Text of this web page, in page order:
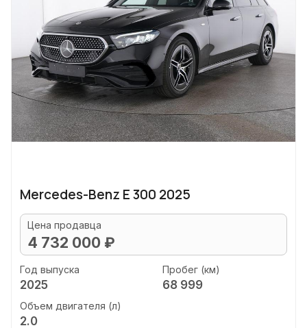
Mercedes-Benz E 300 2025
Цена продавца
4 732 000 ₽
Год выпуска
2025
Пробег (км)
68 999
Объем двигателя (л)
2.0